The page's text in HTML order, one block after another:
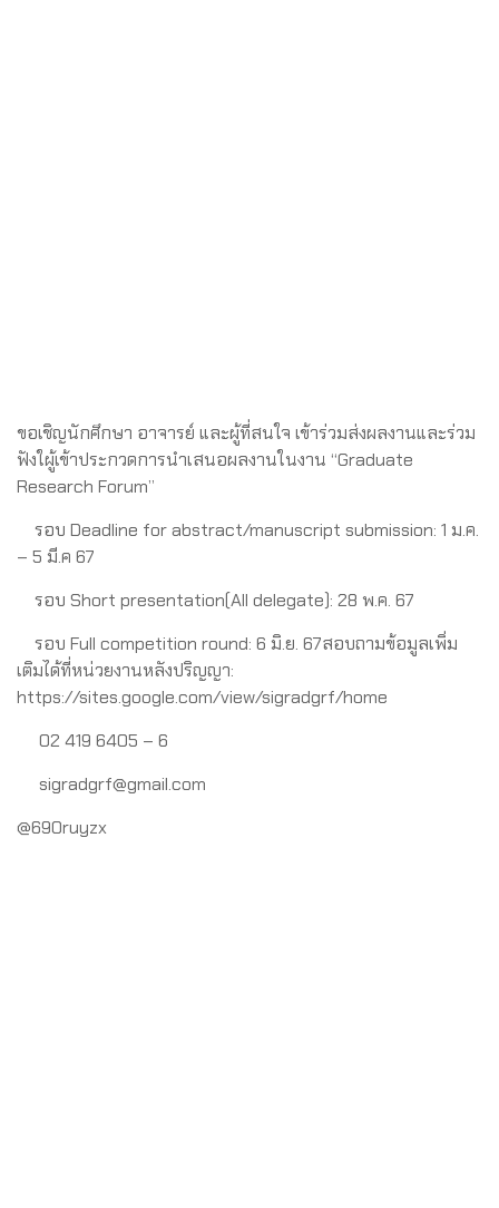
ขอเชิญนักศึกษา อาจารย์ และผู้ที่สนใจ เข้าร่วมส่งผลงานและร่วม
ฟังใผู้เข้าประกวดการนำเสนอผลงานในงาน “Graduate
Research Forum”
รอบ Deadline for abstract/manuscript submission: 1 ม.ค.
– 5 มี.ค 67
รอบ Short presentation(All delegate): 28 พ.ค. 67
รอบ Full competition round: 6 มิ.ย. 67สอบถามข้อมูลเพิ่ม
เติมได้ที่หน่วยงานหลังปริญญา:
https://sites.google.com/view/sigradgrf/home
02 419 6405 – 6
sigradgrf@gmail.com
@690ruyzx